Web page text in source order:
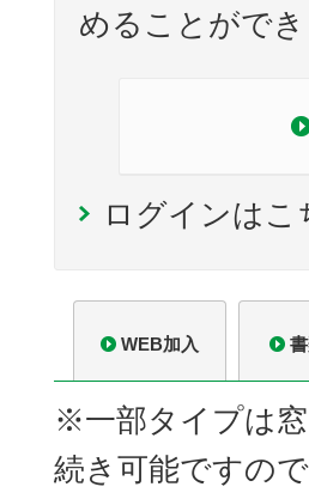
めることができ
ログインはこ
WEB加入
※一部タイプは
続き可能ですの